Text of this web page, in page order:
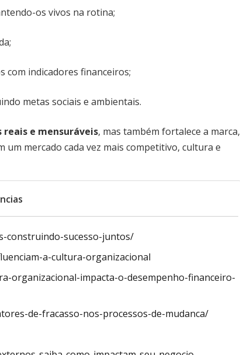
os vivos na rotina;
com indicadores financeiros;
metas sociais e ambientais.
e mensuráveis, mas também fortalece a marca,
mercado cada vez mais competitivo, cultura e
construindo-sucesso-juntos/
a-cultura-organizacional
organizacional-impacta-o-desempenho-financeiro-
de-fracasso-nos-processos-de-mudanca/